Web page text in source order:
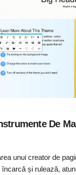
De
unui creator de
și rulează,